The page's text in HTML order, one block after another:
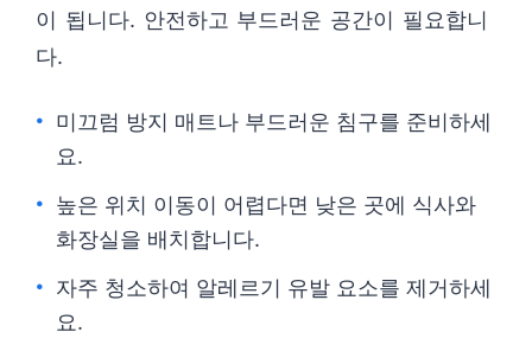
이 됩니다. 안전하고 부드러운 공간이 필요합니
다.
미끄럼 방지 매트나 부드러운 침구를 준비하세
요.
높은 위치 이동이 어렵다면 낮은 곳에 식사와
화장실을 배치합니다.
자주 청소하여 알레르기 유발 요소를 제거하세
요.